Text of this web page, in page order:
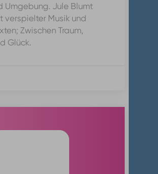
Umgebung. Jule Blumt
verspielter Musik und
Zwischen Traum,
Glück.